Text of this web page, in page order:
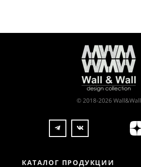
© 2018-2026 Wall&Wall
КАТАЛОГ ПРОДУКЦИИ